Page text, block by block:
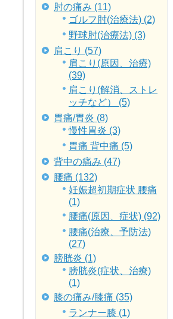
肘の痛み (11)
ゴルフ肘(治療法) (2)
野球肘(治療法) (3)
肩こり (57)
肩こり(原因、治療)
(39)
肩こり(解消、ストレ
ッチなど） (5)
胃痛/胃炎 (8)
慢性胃炎 (3)
胃痛 背中痛 (5)
背中の痛み (47)
腰痛 (132)
妊娠超初期症状 腰痛
(1)
腰痛(原因、症状) (92)
腰痛(治療、予防法)
(27)
膀胱炎 (1)
膀胱炎(症状、治療)
(1)
膝の痛み/膝痛 (35)
ランナー膝 (1)